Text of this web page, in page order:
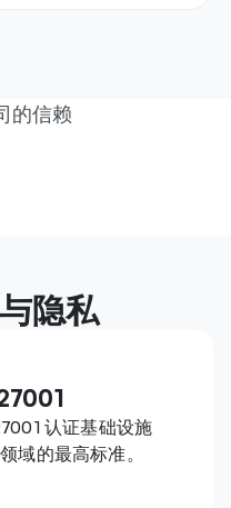
的信赖
隐私
认证基础设施
域的最高标准。